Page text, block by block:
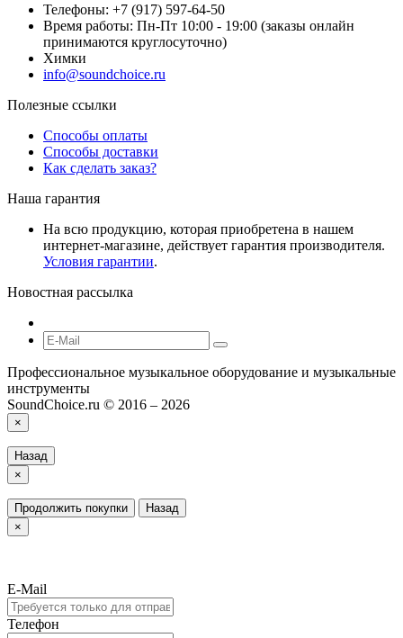
Телефоны: +7 (917) 597-64-50
Время работы: Пн-Пт 10:00 - 19:00 (заказы онлайн
принимаются круглосуточно)
Химки
info@soundchoice.ru
Полезные ссылки
Способы оплаты
Способы доставки
Как сделать заказ?
Наша гарантия
На всю продукцию, которая приобретена в нашем
интернет-магазине, действует гарантия производителя.
Условия гарантии.
Новостная рассылка
Профессиональное музыкальное оборудование и музыкальные
инструменты
SoundChoice.ru © 2016 – 2026
×
Назад
×
Продолжить покупки
Назад
×
E-Mail
Телефон